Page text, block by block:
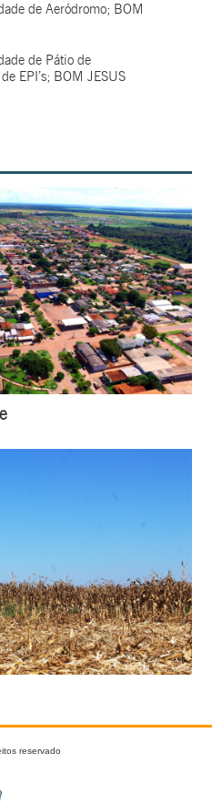
de Aeródromo; BOM
de Pátio de
EPI’s; BOM JESUS
reservado